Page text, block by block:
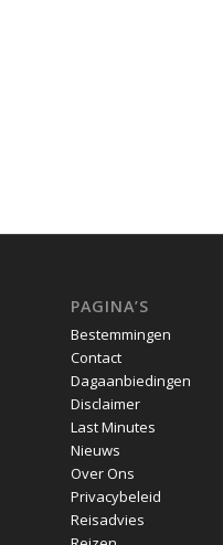
PAGINA’S
Bestemmingen
Contact
Dagaanbiedingen
Disclaimer
Last Minutes
Nieuws
Over Ons
Privacybeleid
Reisadvies